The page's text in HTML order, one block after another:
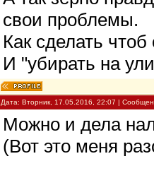
свои проблемы.
Как сделать
И "убирать на
Дата: Вторник, 17.05.2016, 22:07 |
Можно и дела
(Вот это меня